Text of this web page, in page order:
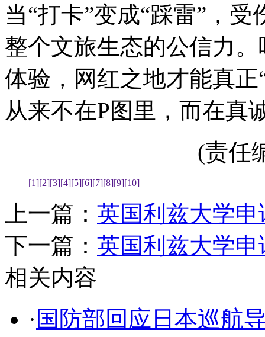
当“打卡”变成“踩雷”，
整个文旅生态的公信力
体验，网红之地才能真
从来不在P图里，而在真
(责任
[1][2][3][4][5][6][7][8][9][10]
上一篇： 英国利兹大学
下一篇： 英国利兹大学
相关内容
· 国防部回应日本巡航